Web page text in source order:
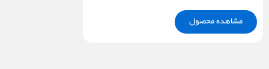
مشاهده محصول